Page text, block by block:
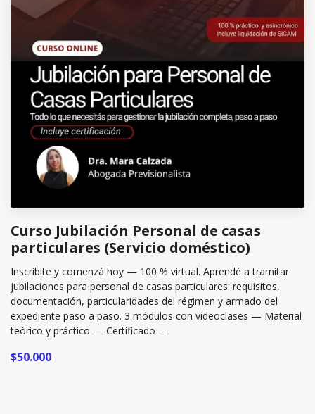
Curso Jubilación Personal de casas
particulares (Servicio doméstico)
Inscribite y comenzá hoy — 100 % virtual. Aprendé a tramitar
jubilaciones para personal de casas particulares: requisitos,
documentación, particularidades del régimen y armado del
expediente paso a paso. 3 módulos con videoclases — Material
teórico y práctico — Certificado —
$50.000